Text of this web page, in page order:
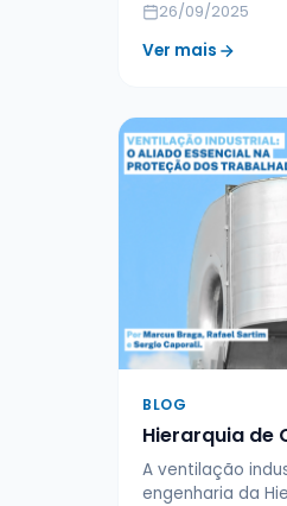
26/09/2025
Ver mais
BLOG
Hierarquia de
A ventilação
engenharia da